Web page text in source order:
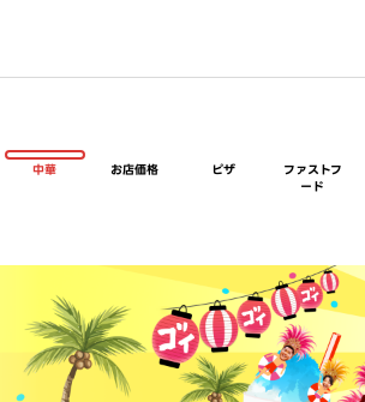
中華 お店価格 ピザ
ファストフ
ード
夏祭